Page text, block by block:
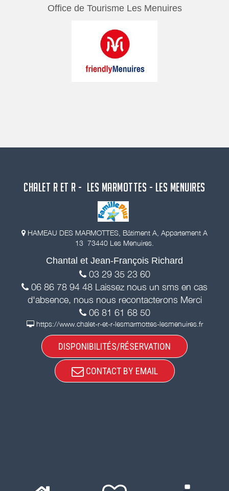
Office de Tourisme Les Menuires
CHALET R ET R - LES MARMOTTES - LES MENUIRES
HAMEAU DES MARMOTTES, Bâtiment A, Appartement A
13 73440 Les Menuires.
Chantal et Jean-François Richard
03 29 35 23 60
06 86 78 94 48 Laissez nous un sms en cas
d'absence, nous nous recontacterons Merci
06 81 61 68 50
https://www.chalet-r-et-r-lesmarmottes-lesmenuires.fr
DISPONIBILITÉS/RÉSERVATION
CONTACT BY EMAIL